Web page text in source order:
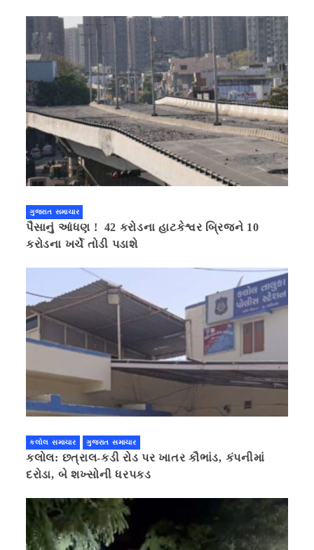
ગુજરાત સમાચાર
પૈસાનું આંધણ ! 42 કરોડના હાટકેશ્વર બ્રિજને 10
કરોડના ખર્ચે તોડી પડાશે
કલોલ સમાચાર ગુજરાત સમાચાર
કલોલ: છત્રાલ-કડી રોડ પર ખાતર કૌભાંડ, કંપનીમાં
દરોડા, બે શખ્સોની ધરપકડ